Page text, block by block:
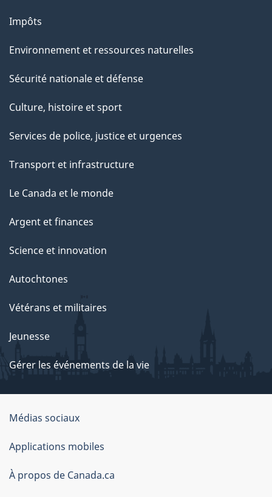
Impôts
Environnement et ressources naturelles
Sécurité nationale et défense
Culture, histoire et sport
Services de police, justice et urgences
Transport et infrastructure
Le Canada et le monde
Argent et finances
Science et innovation
Autochtones
Vétérans et militaires
Jeunesse
Gérer les événements de la vie
Organisation
du
gouvernement
du
Médias sociaux
Applications mobiles
À propos de Canada.ca